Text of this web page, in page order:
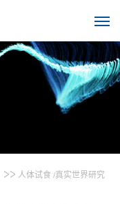
>> 人体试食 /真实世界研究